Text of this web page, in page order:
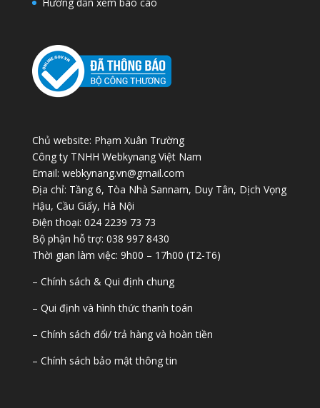
Chủ website: Phạm Xuân Trường
Công ty TNHH Webkynang Việt Nam
Email: webkynang.vn@gmail.com
Địa chỉ: Tầng 6, Tòa Nhà Sannam, Duy Tân, Dịch Vọng
Hậu, Cầu Giấy, Hà Nội
Điện thoại: 024 2239 73 73
Bộ phận hỗ trợ: 038 997 8430
Thời gian làm việc: 9h00 – 17h00 (T2-T6)
– Chính sách & Qui định chung
– Qui định và hình thức thanh toán
– Chính sách đổi/ trả hàng và hoàn tiền
– Chính sách bảo mật thông tin